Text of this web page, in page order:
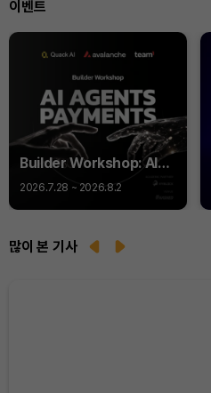
이벤트
Builder Workshop: AI
Agent Payments -
2026.7.28 ~ 2026.8.2
많이 본 기사